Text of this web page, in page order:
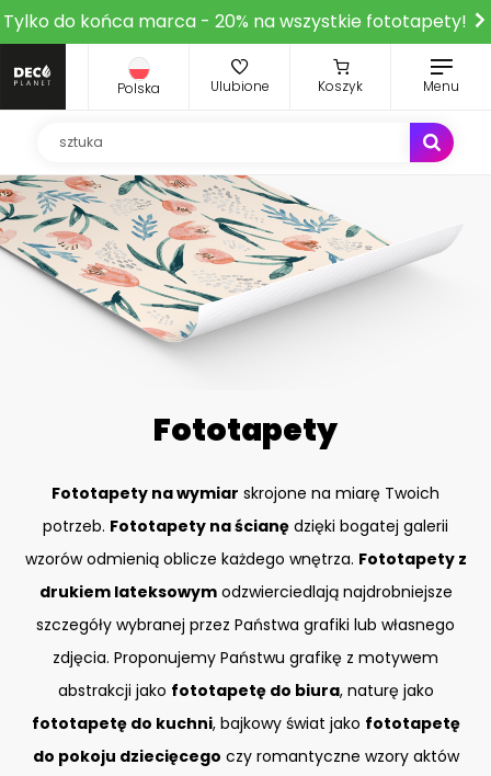
Tylko do końca marca - 20% na wszystkie fototapety!
Polska Ulubione Koszyk Menu
Fototapety
Fototapety na wymiar skrojone na miarę Twoich
potrzeb. Fototapety na ścianę dzięki bogatej galerii
wzorów odmienią oblicze każdego wnętrza. Fototapety z
drukiem lateksowymodzwierciedlają najdrobniejsze
szczegóły wybranej przez Państwa grafiki lub własnego
zdjęcia. Proponujemy Państwu grafikę z motywem
abstrakcji jako fototapetę do biura, naturę jako
fototapetę do kuchni, bajkowy świat jako fototapetę
do pokoju dziecięcego czy romantyczne wzory aktów